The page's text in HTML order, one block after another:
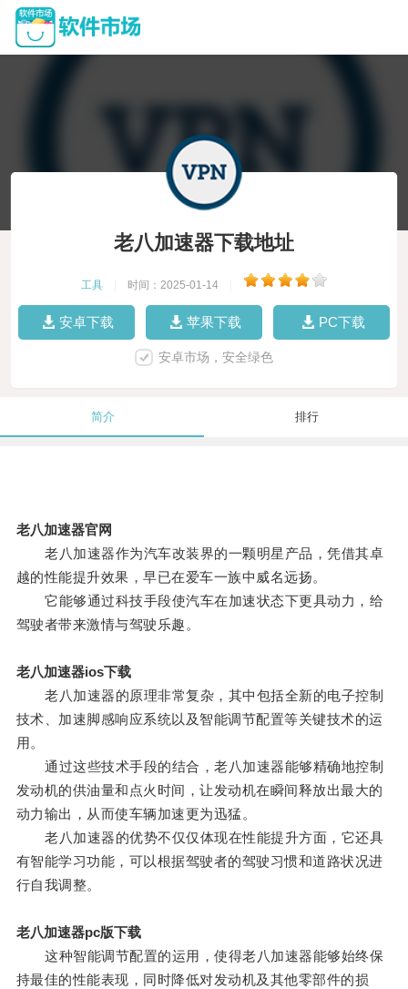
老八加速器下载地址
工具 时间：2025-01-14
安卓下载 苹果下载 PC下载
安卓市场，安全绿色
简介 排行
老八加速器官网
老八加速器作为汽车改装界的一颗明星产品，凭借其卓
越的性能提升效果，早已在爱车一族中威名远扬。
它能够通过科技手段使汽车在加速状态下更具动力，给
驾驶者带来激情与驾驶乐趣。
老八加速器ios下载
老八加速器的原理非常复杂，其中包括全新的电子控制
技术、加速脚感响应系统以及智能调节配置等关键技术的运
用。
通过这些技术手段的结合，老八加速器能够精确地控制
发动机的供油量和点火时间，让发动机在瞬间释放出最大的
动力输出，从而使车辆加速更为迅猛。
老八加速器的优势不仅仅体现在性能提升方面，它还具
有智能学习功能，可以根据驾驶者的驾驶习惯和道路状况进
行自我调整。
老八加速器pc版下载
这种智能调节配置的运用，使得老八加速器能够始终保
持最佳的性能表现，同时降低对发动机及其他零部件的损